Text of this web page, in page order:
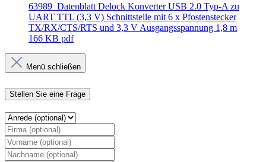
63989_Datenblatt Delock Konverter USB 2.0 Typ-A zu
UART TTL (3,3 V) Schnittstelle mit 6 x Pfostenstecker
TX/RX/CTS/RTS und 3,3 V Ausgangsspannung 1,8 m
166 KB pdf
Menü schließen
Stellen Sie eine Frage